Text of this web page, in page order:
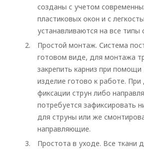
созданы с учетом
пластиковых окон и с
устанавливаются на все типы
Простой монтаж. Система
готовом виде, для монтажа
закрепить карниз при помощи
изделие готово к работе. При
фиксации струн либо
потребуется зафиксировать
для струны или же
направляющие.
Простота в уходе. Все ткани